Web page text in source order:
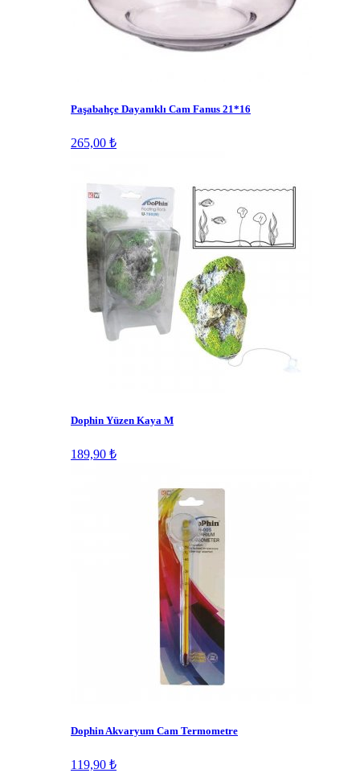
Paşabahçe Dayanıklı Cam Fanus 21*16
265,00 ₺
Dophin Yüzen Kaya M
189,90 ₺
Dophin Akvaryum Cam Termometre
119,90 ₺